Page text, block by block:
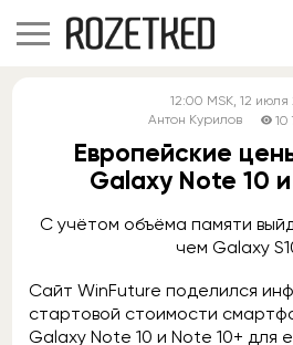
12:00 MSK, 12 июля
Антон Курилов
10
Европейские
Galaxy Note 10
С учётом объёма памяти
чем Galaxy
Сайт WinFuture поделился
стартовой стоимости
Galaxy Note 10 и Note 10+ для